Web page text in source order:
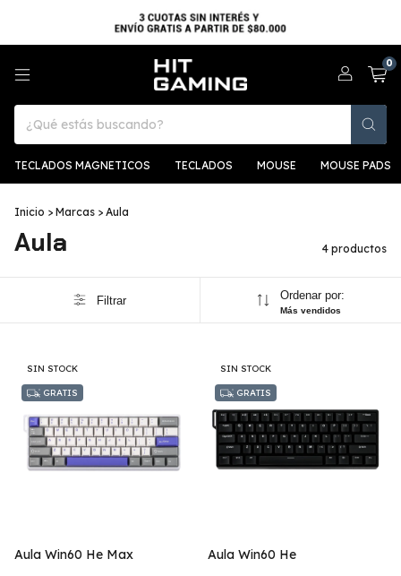
0
TECLADOS MAGNETICOS TECLADOS MOUSE MOUSE PADS
Inicio > Marcas > Aula
Aula 4 productos
Filtrar Ordenar por:
Más vendidos
SIN STOCK
GRATIS
Aula Win60 He Max
SIN STOCK
GRATIS
Aula Win60 He